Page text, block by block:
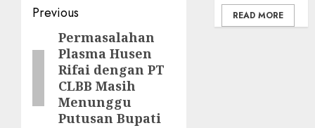
Post
navigation
Previous
Previous
post:
Permasalahan
Plasma Husen
Rifai dengan PT
CLBB Masih
Menunggu
Putusan Bupati
READ MORE